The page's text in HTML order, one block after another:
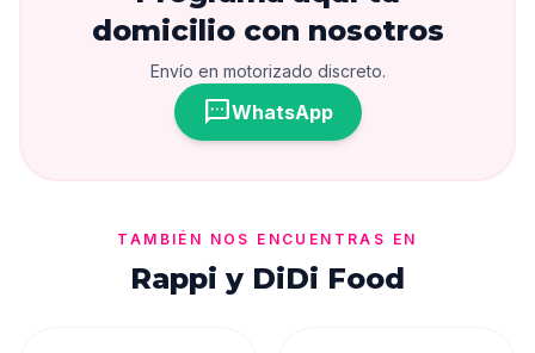
domicilio con nosotros
Envío en motorizado discreto.
smsWhatsApp
TAMBIÉN NOS ENCUENTRAS EN
Rappi y DiDi Food